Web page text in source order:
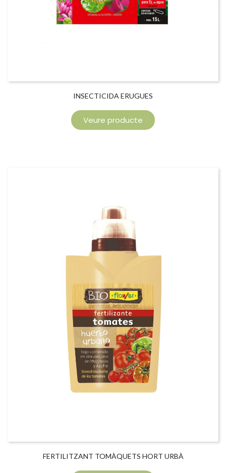
INSECTICIDA ERUGUES
Veure producte
FERTILITZANT TOMÀQUETS HORT URBÀ